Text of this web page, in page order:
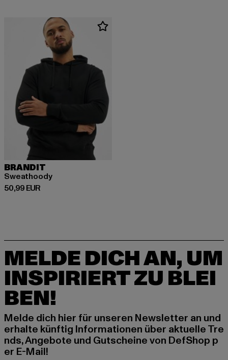
BRANDIT
Sweathoody
50,99 EUR
Derzeitiger Preis: 50,99 EUR
MELDE DICH AN, UM
INSPIRIERT ZU BLEI
BEN!
Melde dich hier für unseren Newsletter an und
erhalte künftig Informationen über aktuelle Tre
nds, Angebote und Gutscheine von DefShop p
er E-Mail!